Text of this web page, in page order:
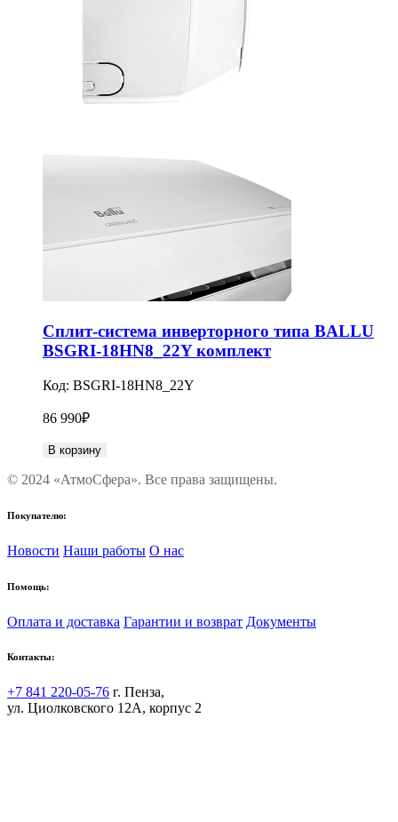
Сплит-система инверторного типа BALLU
BSGRI-18HN8_22Y комплект
Код: BSGRI-18HN8_22Y
86 990₽
В корзину
© 2024 «АтмоСфера». Все права защищены.
Покупателю:
Новости Наши работы О нас
Помощь:
Оплата и доставка Гарантии и возврат Документы
Контакты:
+7 841 220-05-76 г. Пенза,
ул. Циолковского 12А, корпус 2